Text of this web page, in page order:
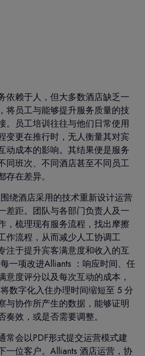
依赖于人，但大多数酒店缺乏一
将员工与能够提升服务质量的技
。员工培训往往与他们日常使用
变更在推行时，无人衡量其对宾
动成本的影响。其结果便是服务
同班次、不同酒店甚至不同员工
在差异。
绕酒店采用的技术重新设计运营
差距。团队与各部门负责人及一
，梳理现有服务流程，找出摩擦
作流程，从而减少人工协调工
注于提升宾客满意度和收入的互
一项改进Alliants ：响应时间、任
意度评分以及每次互动的成本，
数字化入住办理时间缩短至 5 分
与协作所产生的数据，能够证明
奏效，或是否需要调整。
常会以PDF形式提交运营模式建
一位客户。Alliants 酒店运营，协